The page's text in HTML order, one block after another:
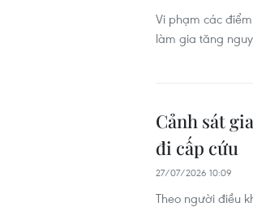
Vi phạm các
làm gia tăng
Cảnh sát
đi cấp cứu
27/07/2026 10:09
Theo người điều